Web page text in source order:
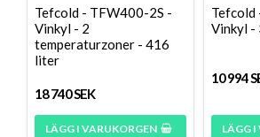
Tefcold - TFW400-2S -
Vinkyl - 2
temperaturzoner - 416
liter
18 740 SEK
LÄGG I VARUKORGEN
Tefcold
Vinkyl
10 994
LÄGG I